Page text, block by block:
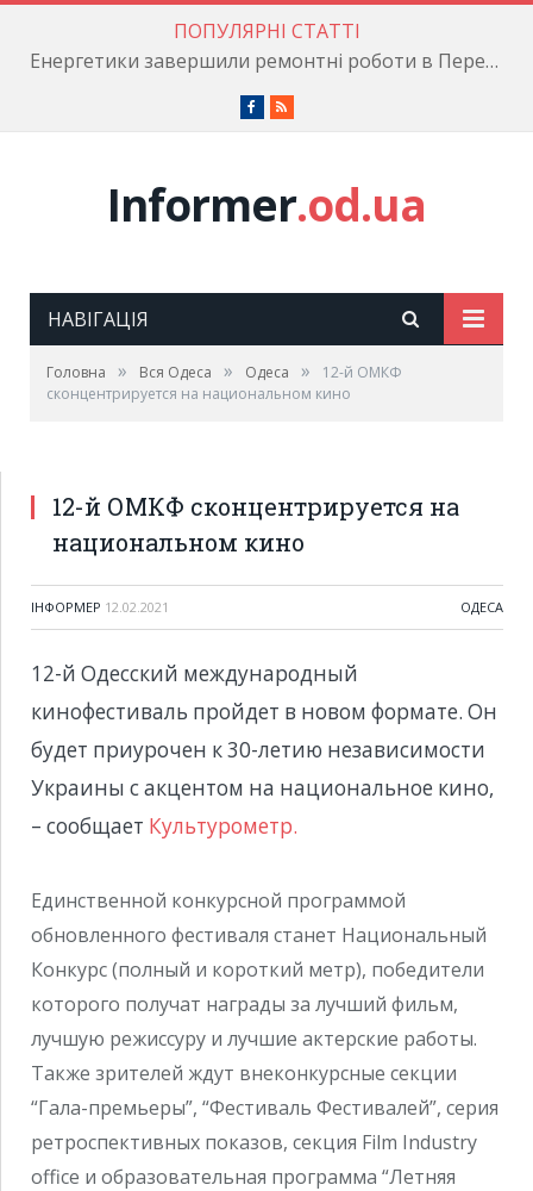
ПОПУЛЯРНІ СТАТТІ
Енергетики завершили ремонтні роботи в Пересипському районі
Facebook
RSS
Informer.od.ua
НАВІГАЦІЯ
Головна » Вся Одеса » Одеса »
12-й ОМКФ
сконцентрируется на национальном кино
12-й ОМКФ сконцентрируется на
национальном кино
ІНФОРМЕР 12.02.2021 ОДЕСА
12-й Одесский международный
кинофестиваль пройдет в новом формате. Он
будет приурочен к 30-летию независимости
Украины с акцентом на национальное кино,
– сообщает Культурометр.
Единственной конкурсной программой
обновленного фестиваля станет Национальный
Конкурс (полный и короткий метр), победители
которого получат награды за лучший фильм,
лучшую режиссуру и лучшие актерские работы.
Также зрителей ждут внеконкурсные секции
“Гала-премьеры”, “Фестиваль Фестивалей”, серия
ретроспективных показов, секция Film Industry
office и образовательная программа “Летняя